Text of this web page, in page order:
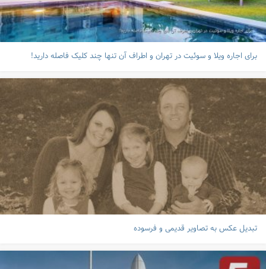
برای اجاره ویلا و سوئیت در تهران و اطراف آن تنها چند کلیک فاصله دارید!
تبدیل عکس به تصاویر قدیمی و فرسوده